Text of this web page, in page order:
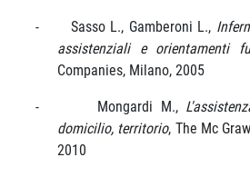
- Sasso L., Gamberoni L.,
assistenziali e orientamenti
Companies, Milano, 2005
- Mongardi M.,
domicilio, territorio, The Mc
2010